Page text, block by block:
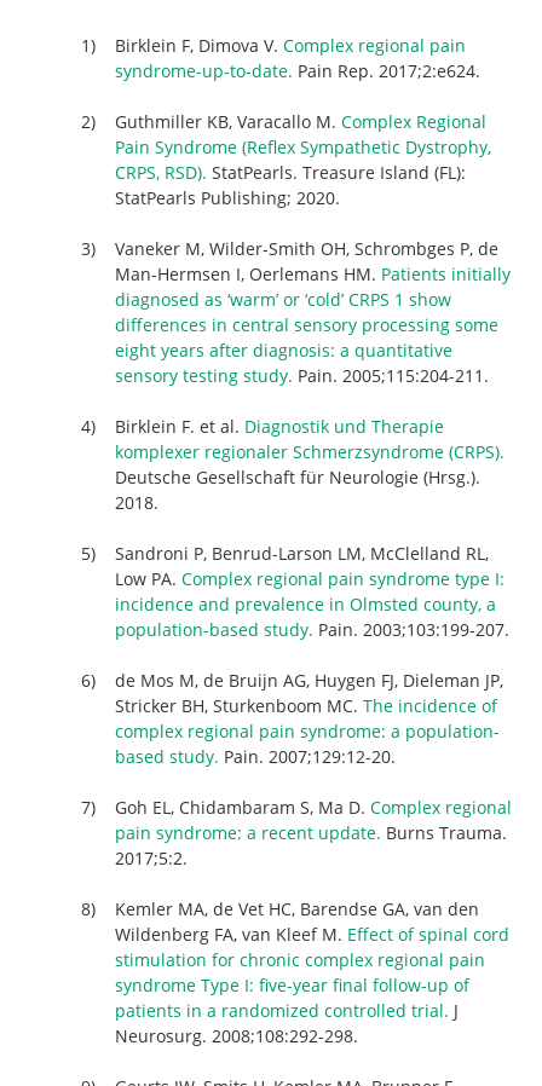
Birklein F, Dimova V. Complex regional pain
syndrome-up-to-date. Pain Rep. 2017;2:e624.
Guthmiller KB, Varacallo M. Complex Regional
Pain Syndrome (Reflex Sympathetic Dystrophy,
CRPS, RSD). StatPearls. Treasure Island (FL):
StatPearls Publishing; 2020.
Vaneker M, Wilder-Smith OH, Schrombges P, de
Man-Hermsen I, Oerlemans HM. Patients initially
diagnosed as ‘warm’ or ‘cold’ CRPS 1 show
differences in central sensory processing some
eight years after diagnosis: a quantitative
sensory testing study. Pain. 2005;115:204-211.
Birklein F. et al. Diagnostik und Therapie
komplexer regionaler Schmerzsyndrome (CRPS).
Deutsche Gesellschaft für Neurologie (Hrsg.).
2018.
Sandroni P, Benrud-Larson LM, McClelland RL,
Low PA. Complex regional pain syndrome type I:
incidence and prevalence in Olmsted county, a
population-based study. Pain. 2003;103:199-207.
de Mos M, de Bruijn AG, Huygen FJ, Dieleman JP,
Stricker BH, Sturkenboom MC. The incidence of
complex regional pain syndrome: a population-
based study. Pain. 2007;129:12-20.
Goh EL, Chidambaram S, Ma D. Complex regional
pain syndrome: a recent update. Burns Trauma.
2017;5:2.
Kemler MA, de Vet HC, Barendse GA, van den
Wildenberg FA, van Kleef M. Effect of spinal cord
stimulation for chronic complex regional pain
syndrome Type I: five-year final follow-up of
patients in a randomized controlled trial. J
Neurosurg. 2008;108:292-298.